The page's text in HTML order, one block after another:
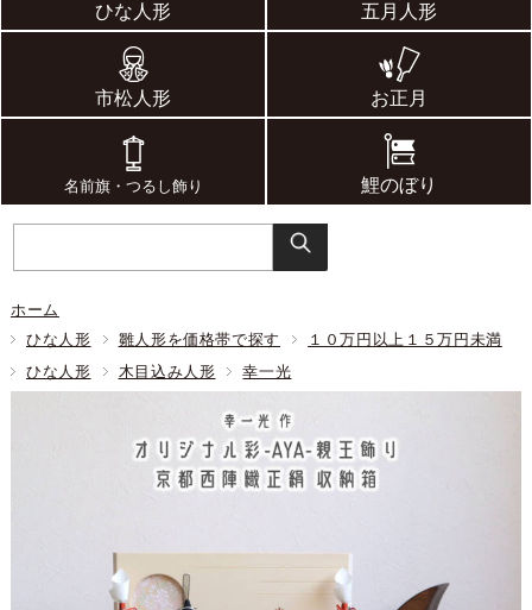
ひな人形 五月人形
市松人形 お正月
名前旗・つるし飾り 鯉のぼり
ホーム
ひな人形
雛人形を価格帯で探す
１０万円以上１５万円未満
ひな人形
木目込み人形 幸一光